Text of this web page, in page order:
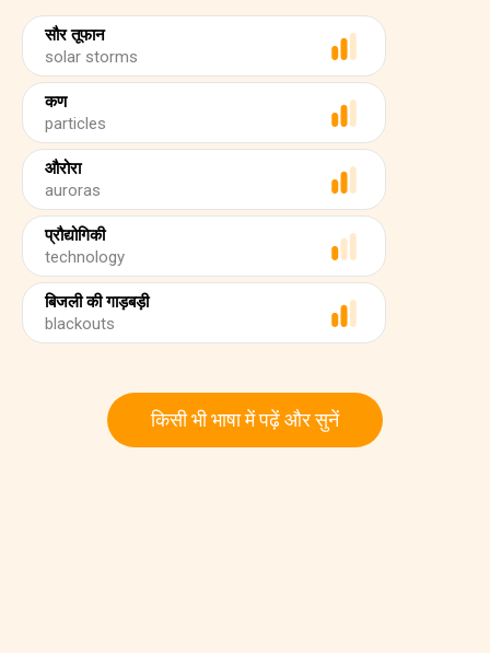
सौर तूफान
solar storms
कण
particles
औरोरा
auroras
प्रौद्योगिकी
technology
बिजली की गाड़बड़ी
blackouts
किसी भी भाषा में पढ़ें और सुनें